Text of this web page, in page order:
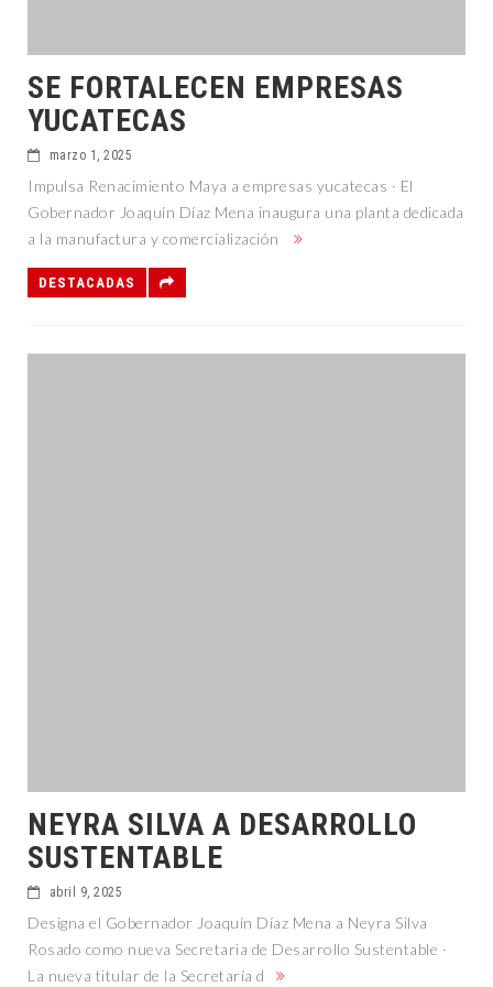
SE FORTALECEN EMPRESAS
YUCATECAS
marzo 1, 2025
Impulsa Renacimiento Maya a empresas yucatecas · El
Gobernador Joaquín Díaz Mena inaugura una planta dedicada
a la manufactura y comercialización
DESTACADAS
NEYRA SILVA A DESARROLLO
SUSTENTABLE
abril 9, 2025
Designa el Gobernador Joaquín Díaz Mena a Neyra Silva
Rosado como nueva Secretaria de Desarrollo Sustentable ·
La nueva titular de la Secretaría d